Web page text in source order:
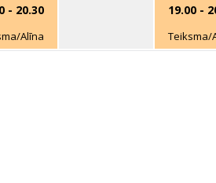
- 20.30
Alīna
19.00 -
Teiksma/